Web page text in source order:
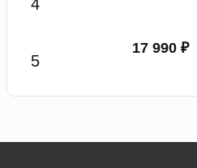
17 990 ₽